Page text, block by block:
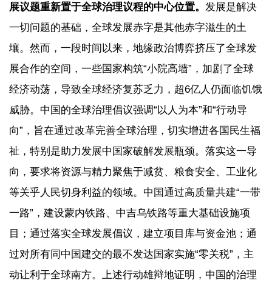
展议题重新置于全球治理议程的中心位置。 发展是解决
一切问题的基础，全球发展赤字是其他赤字滋生的土
壤。然而，一段时间以来，地缘政治博弈挤压了全球发
展合作的空间，一些国家构筑“小院高墙”，加剧了全球
经济动荡，导致全球经济复苏乏力，超6亿人仍面临饥饿
威胁。中国的全球治理倡议强调“以人为本”和“行动导
向”，旨在通过改革完善全球治理，切实增进各国民生福
祉，特别是助力发展中国家破解发展瓶颈。落实这一导
向，要求将资源与精力聚焦于减贫、粮食安全、工业化
等关乎人民切身利益的领域。中国通过高质量共建“一带
一路”，建设蒙内铁路、中吉乌铁路等重大基础设施项
目；通过落实全球发展倡议，建立项目库与资金池；通
过对所有同中国建交的最不发达国家实施“零关税”，主
动让利于全球南方。上述行动雄辩地证明，中国的治理